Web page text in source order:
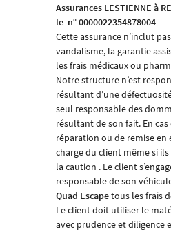
Assurances LESTIENNE à
le n° 0000022354878004
Cette assurance n’inclut
vandalisme, la garantie
les frais médicaux ou
Notre structure n’est
résultant d’une
seul responsable des
résultant de son fait. En
réparation ou de remise
charge du client même si
la caution . Le client
responsable de son
Quad Escapetous les frais
Le client doit utiliser le
avec prudence et diligence